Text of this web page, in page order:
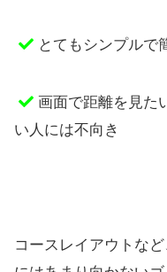
とてもシンプルで
画面で距離を見た
い人には不向き
コースレイアウトな